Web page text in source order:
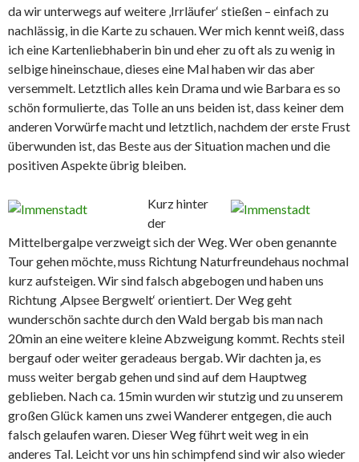
da wir unterwegs auf weitere ‚Irrläufer‘ stießen – einfach zu
nachlässig, in die Karte zu schauen. Wer mich kennt weiß, dass
ich eine Kartenliebhaberin bin und eher zu oft als zu wenig in
selbige hineinschaue, dieses eine Mal haben wir das aber
versemmelt. Letztlich alles kein Drama und wie Barbara es so
schön formulierte, das Tolle an uns beiden ist, dass keiner dem
anderen Vorwürfe macht und letztlich, nachdem der erste Frust
überwunden ist, das Beste aus der Situation machen und die
positiven Aspekte übrig bleiben.
Kurz hinter
der
Mittelbergalpe verzweigt sich der Weg. Wer oben genannte
Tour gehen möchte, muss Richtung Naturfreundehaus nochmal
kurz aufsteigen. Wir sind falsch abgebogen und haben uns
Richtung ‚Alpsee Bergwelt‘ orientiert. Der Weg geht
wunderschön sachte durch den Wald bergab bis man nach
20min an eine weitere kleine Abzweigung kommt. Rechts steil
bergauf oder weiter geradeaus bergab. Wir dachten ja, es
muss weiter bergab gehen und sind auf dem Hauptweg
geblieben. Nach ca. 15min wurden wir stutzig und zu unserem
großen Glück kamen uns zwei Wanderer entgegen, die auch
falsch gelaufen waren. Dieser Weg führt weit weg in ein
anderes Tal. Leicht vor uns hin schimpfend sind wir also wieder